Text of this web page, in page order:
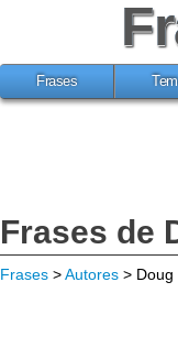
Frases
Frases de
Frases >Autores > Doug